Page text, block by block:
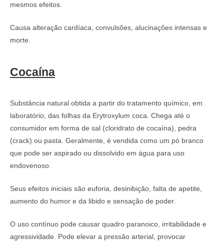
mesmos efeitos.
Causa alteração cardíaca, convulsões, alucinações intensas e
morte.
Cocaína
Substância natural obtida a partir do tratamento químico, em
laboratório, das folhas da Erytroxylum coca. Chega até o
consumidor em forma de sal (cloridrato de cocaína), pedra
(crack) ou pasta. Geralmente, é vendida como um pó branco
que pode ser aspirado ou dissolvido em água para uso
endovenoso.
Seus efeitos iniciais são euforia, desinibição, falta de apetite,
aumento do humor e da libido e sensação de poder.
O uso contínuo pode causar quadro paranoico, irritabilidade e
agressividade. Pode elevar a pressão arterial, provocar